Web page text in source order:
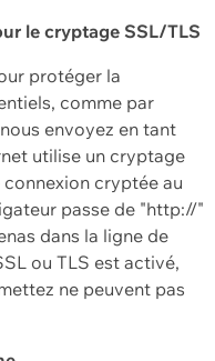
le cryptage SSL/TLS
protéger la
comme par
envoyez en tant
utilise un cryptage
cryptée au
passe de "http://"
dans la ligne de
ou TLS est activé,
ne peuvent pas